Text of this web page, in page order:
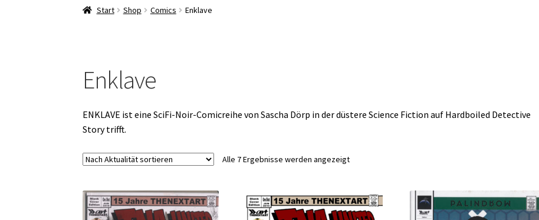
Start Shop Comics Enklave
Enklave
ENKLAVE ist eine SciFi-Noir-Comicreihe von Sascha Dörp in der düstere Science Fiction auf Hardboiled Detective
Story trifft.
Alle 7 Ergebnisse werden angezeigtNach